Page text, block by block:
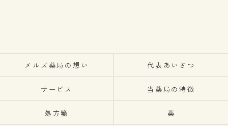
メルズ薬局の想い 代表あいさつ
サービス 当薬局の特徴
処方箋 薬